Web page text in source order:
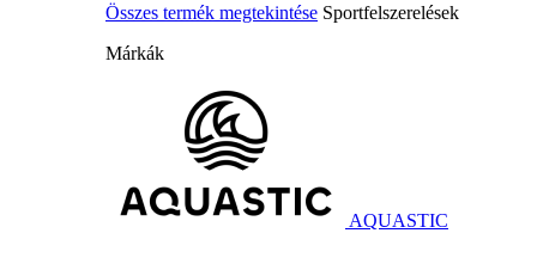
Összes termék megtekintése Sportfelszerelések
Márkák
AQUASTIC